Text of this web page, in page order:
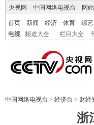
央视网 中国网络电视台 网
首页 新闻 经济 体育 综艺
电视
频道大全 栏目大全
中国网络电视台 > 经济台 > 财经
浙